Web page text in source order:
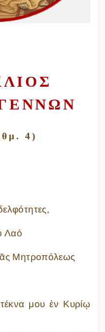
4)
Λαό
Μητροπόλεως
μου ἐν Κυρίῳ